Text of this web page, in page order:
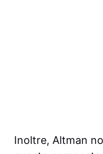
Inoltre, Altman